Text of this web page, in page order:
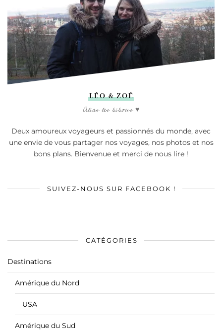
LÉO & ZOÉ
Alias les bibous ♥
Deux amoureux voyageurs et passionnés du monde, avec
une envie de vous partager nos voyages, nos photos et nos
bons plans. Bienvenue et merci de nous lire !
SUIVEZ-NOUS SUR FACEBOOK !
CATÉGORIES
Destinations
Amérique du Nord
USA
Amérique du Sud